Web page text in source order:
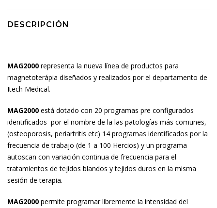
DESCRIPCIÓN
MAG2000 representa la nueva línea de productos para
magnetoterápia diseñados y realizados por el departamento de
Itech Medical.
MAG2000 está dotado con 20 programas pre configurados
identificados por el nombre de la las patologías más comunes,
(osteoporosis, periartritis etc) 14 programas identificados por la
frecuencia de trabajo (de 1 a 100 Hercios) y un programa
autoscan con variación continua de frecuencia para el
tratamientos de tejidos blandos y tejidos duros en la misma
sesión de terapia.
MAG2000 permite programar libremente la intensidad del